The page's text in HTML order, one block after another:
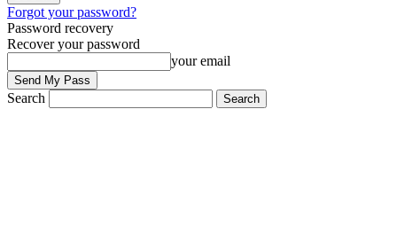
Forgot your password?
Password recovery
Recover your password
your email
Search